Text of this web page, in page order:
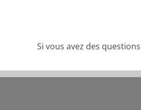
Si vous avez des